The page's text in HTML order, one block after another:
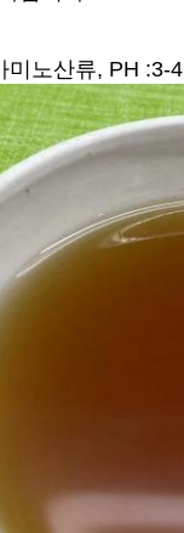
미노산류, PH :3-4